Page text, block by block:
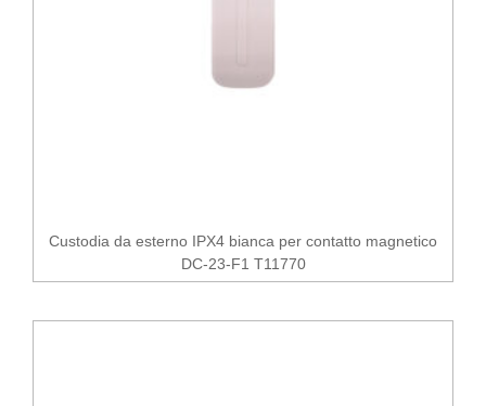
Custodia da esterno IPX4 bianca per contatto magnetico
DC-23-F1 T11770